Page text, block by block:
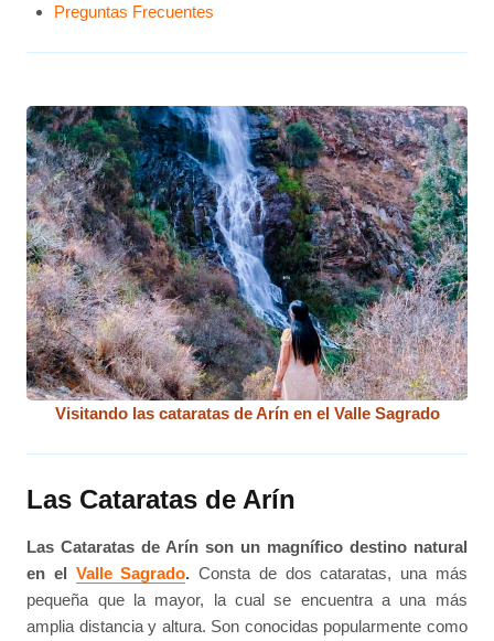
Preguntas Frecuentes
Visitando las cataratas de Arín en el Valle Sagrado
Las Cataratas de Arín
Las Cataratas de Arín son un magnífico destino natural
en el Valle Sagrado. Consta de dos cataratas, una más
pequeña que la mayor, la cual se encuentra a una más
amplia distancia y altura. Son conocidas popularmente como